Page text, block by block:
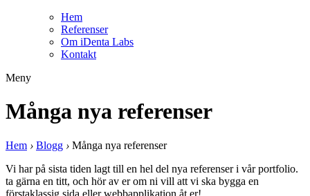
Hem
Referenser
Om iDenta Labs
Kontakt
Meny
Många nya referenser
Hem › Blogg › Många nya referenser
Vi har på sista tiden lagt till en hel del nya referenser i vår portfolio.
ta gärna en titt, och hör av er om ni vill att vi ska bygga en
förstaklassig sida eller webbapplikation åt er!